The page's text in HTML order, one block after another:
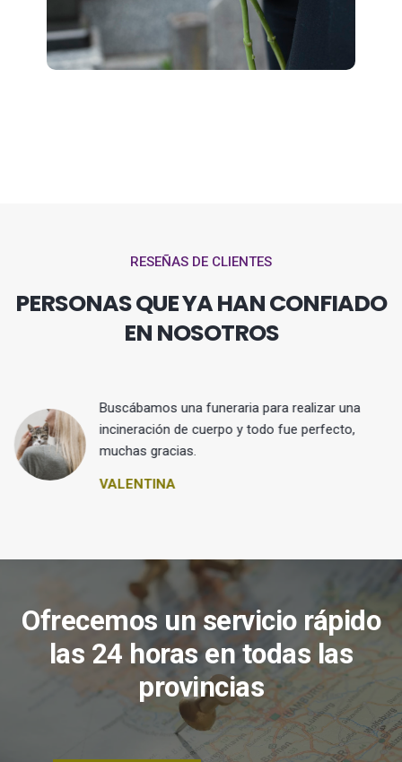
RESEÑAS DE CLIENTES
PERSONAS QUE YA HAN CONFIADO
EN NOSOTROS
Buscábamos una funeraria para realizar una
incineración de cuerpo y todo fue perfecto,
muchas gracias.
VALENTINA
Ofrecemos un servicio rápido
las 24 horas en todas las
provincias